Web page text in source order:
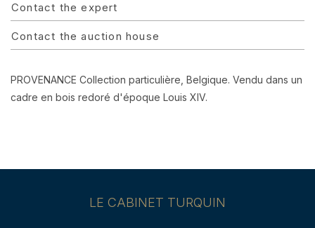
Contact the expert
Contact the auction house
PROVENANCE Collection particulière, Belgique. Vendu dans un
cadre en bois redoré d'époque Louis XIV.
LE CABINET TURQUIN